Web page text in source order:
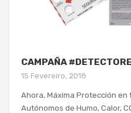
CAMPAÑA
15 Fevereiro, 2018
Ahora, Máxima Protección
Autónomos de Humo, Calor,